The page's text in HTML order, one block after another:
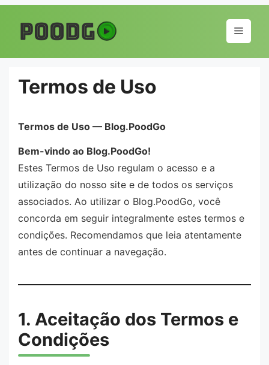
para
conteúdo
Menu
Termos de Uso
Termos de Uso — Blog.PoodGo
Bem-vindo ao Blog.PoodGo!
Estes Termos de Uso regulam o acesso e a
utilização do nosso site e de todos os serviços
associados. Ao utilizar o Blog.PoodGo, você
concorda em seguir integralmente estes termos e
condições. Recomendamos que leia atentamente
antes de continuar a navegação.
1. Aceitação dos Termos e
Condições